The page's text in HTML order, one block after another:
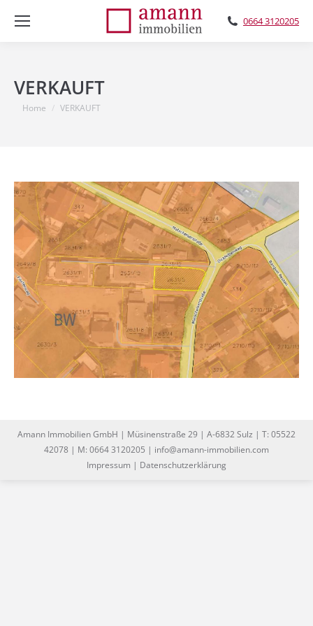
0664 3120205
VERKAUFT
You are here:
Home VERKAUFT
Amann Immobilien GmbH | Müsinenstraße 29 | A-6832 Sulz | T: 05522
42078 | M: 0664 3120205 | info@amann-immobilien.com
Impressum | Datenschutzerklärung